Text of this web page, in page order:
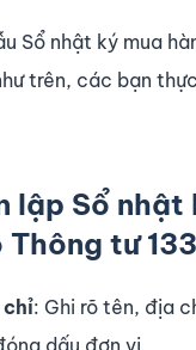
Sổ nhật ký mua
trên, các bạn
lập Sổ nhật
tư
: Ghi rõ tên, địa
dấu đơn vị